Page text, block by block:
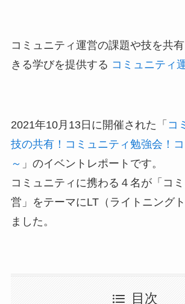
コミュニティ運営の課題や技を共
きる学びを提供する コミュニティ
2021年10月13日に開催された「 コ
技の共有！コミュニティ勉強会！
～ 」のイベントレポートです。
コミュニティに携わる４名が「コ
営」をテーマにLT（ライトニング
ました。
目次